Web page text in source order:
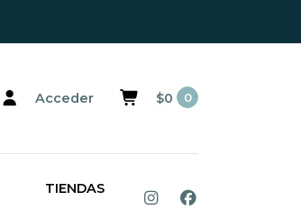
Acceder $0 0
TIENDAS